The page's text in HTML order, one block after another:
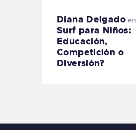
Diana Delgadoen
Surf para Niños:
Educación,
Competición o
Diversión?